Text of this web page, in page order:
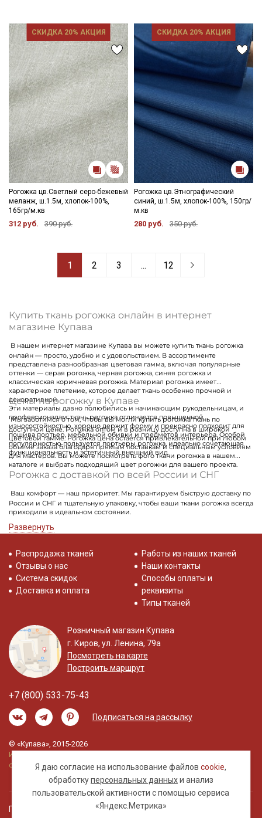
СКИДКА 20% АКЦИЯ
Рогожка цв.Светлый серо-бежевый
меланж, ш.1.5м, хлопок-100%,
165гр/м.кв
312 руб. 390 руб.
СКИДКА 20% АКЦИЯ
Рогожка цв.Этнографический
синий, ш.1.5м, хлопок-100%, 150гр/
м.кв
280 руб. 350 руб.
1 2 3 ... 12
Купить ткань рогожка онлайн в интернет
магазине Купава
В нашем интернет магазине Купава вы можете купить ткань рогожка
онлайн — просто, удобно и с удовольствием. В ассортименте
представлена разнообразная цветовая гамма, включая популярные
оттенки — серая рогожка, черная рогожка, синяя рогожка и
классическая коричневая рогожка. Материал рогожка имеет
характерное плетение, которое делает ткань особенно прочной и
декоративной.
Эти материалы давно полюбились и начинающим рукодельницам, и
профессионалам: ткань рогожка отличается повышенной
износостойкостью, хорошо держит форму и прекрасно подходит для
пошива портьер, мебельной обивки и предметов интерьера. Особой
популярностью пользуется портьеры рогожка, идеально сочетающая
функциональность и эстетичный внешний вид.
Цены на рогожку в Купаве
Мы заботимся о том, чтобы вы могли купить рогожка ткань по
доступной цене. Рогожка оптом и в розницу доступна в широкой
цветовой гамме. Рогожка цена остается привлекательной при любом
объеме заказа благодаря прямым поставкам и специальным условиям
для мастеров. Вы можете посмотреть фото ткани рогожка в нашем
каталоге и выбрать подходящий цвет рогожки для вашего проекта.
Рогожка с доставкой по всей России и СНГ
Ваш комфорт — наш приоритет. Мы гарантируем быструю доставку по
России и СНГ и тщательную упаковку, чтобы ваши ткани рогожка всегда
приходили в идеальном состоянии.
Развернуть
Я даю согласие на использование файловcookie,
обработкуперсональных данныхи анализ
пользовательской активности с помощью сервиса
«Яндекс.Метрика»
Распродажа тканей
Отзывы о нас
Система скидок
Доставка и оплата
Работы из наших тканей
Наши контакты
Способы оплаты и
реквизиты
Типы тканей
Розничный магазин Купава
г. Киров, ул. Ленина, 79а
Посмотреть на карте
Построить маршрут
+7 (800) 533-75-43
Подписаться на рассылку
© «Купава», 2015-2026
Информация на сайте не является публичной
офертой.
Правовая информация